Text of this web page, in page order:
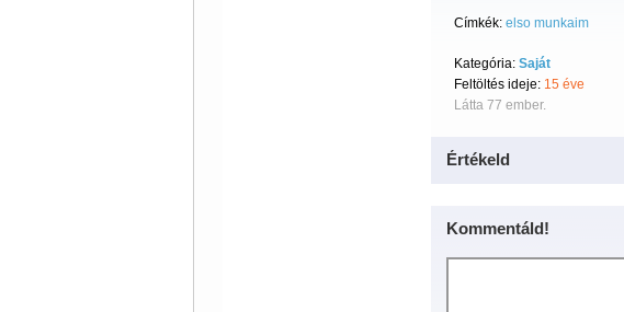
Címkék: elso munkaim
Kategória: Saját
Feltöltés ideje: 15 éve
Látta 77 ember.
Értékeld
Kommentáld!